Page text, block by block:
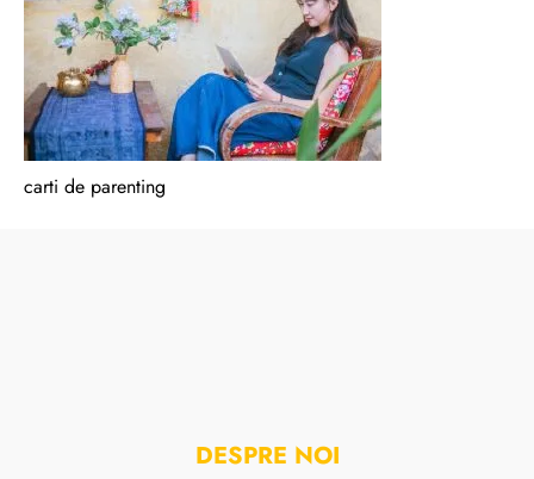
carti de parenting
DESPRE NOI